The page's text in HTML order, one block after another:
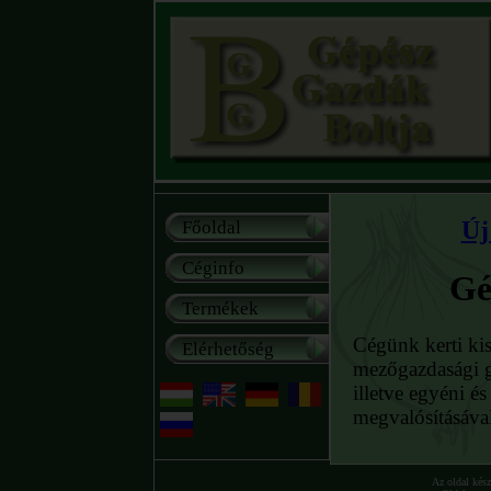
Főoldal
Céginfo
Termékek
Elérhetőség
Cégünk kerti
mezőgazdasági
illetve egyéni
Az oldal